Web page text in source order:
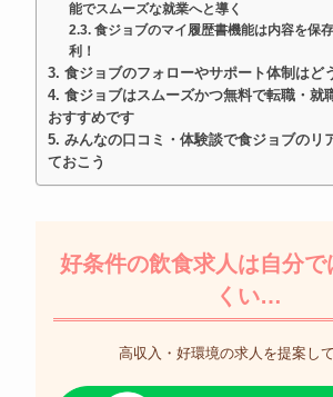
能でスムーズな就業へと導く
食ジョブのマイ履歴書機能は内容を保
利！
食ジョブのフォローやサポート体制はど
食ジョブはスムーズかつ無料で転職・就
おすすめです
みんなの口コミ・体験談で食ジョブのリ
ておこう
好条件の飲食求人は自分で
くい…
高収入・好環境の求人を提案し